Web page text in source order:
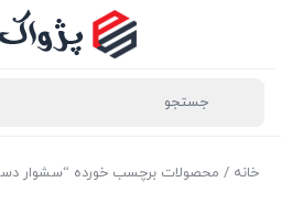
خانه / محصولات برچسب خورده “سشوار